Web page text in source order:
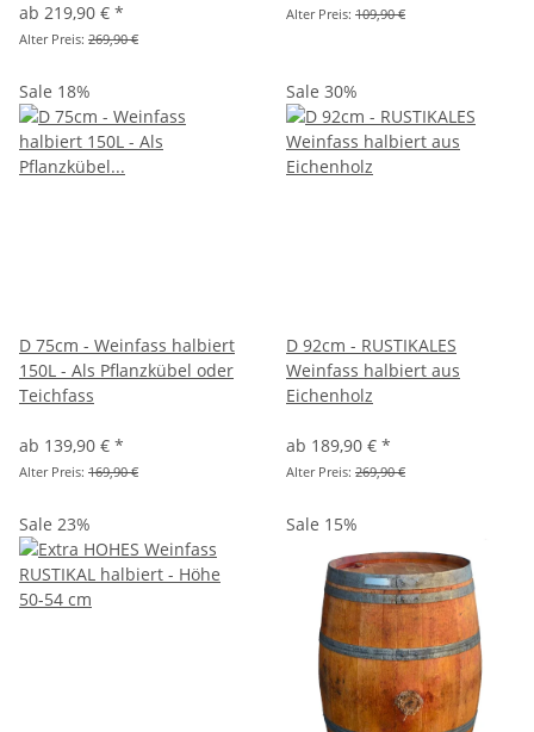
ab 219,90 € *
Alter Preis: 269,90 €
Alter Preis: 109,90 €
Sale 18%
D 75cm - Weinfass halbiert
150L - Als Pflanzkübel oder
Teichfass
ab 139,90 € *
Alter Preis: 169,90 €
Sale 30%
D 92cm - RUSTIKALES
Weinfass halbiert aus
Eichenholz
ab 189,90 € *
Alter Preis: 269,90 €
Sale 23% Sale 15%